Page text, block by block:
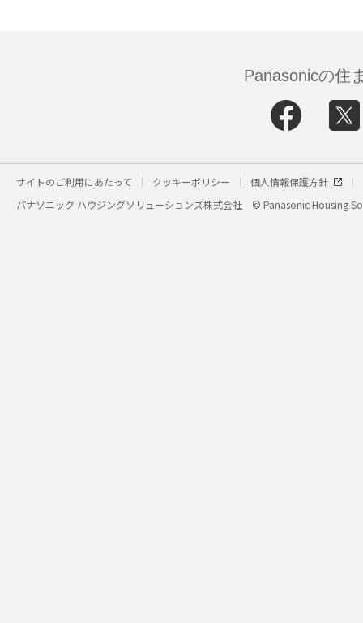
Panasonicの住
サイトのご利用にあたって クッキーポリシー
個人情報保護方針
パナソニック ハウジングソリューションズ株式会社
© Panasonic Housing